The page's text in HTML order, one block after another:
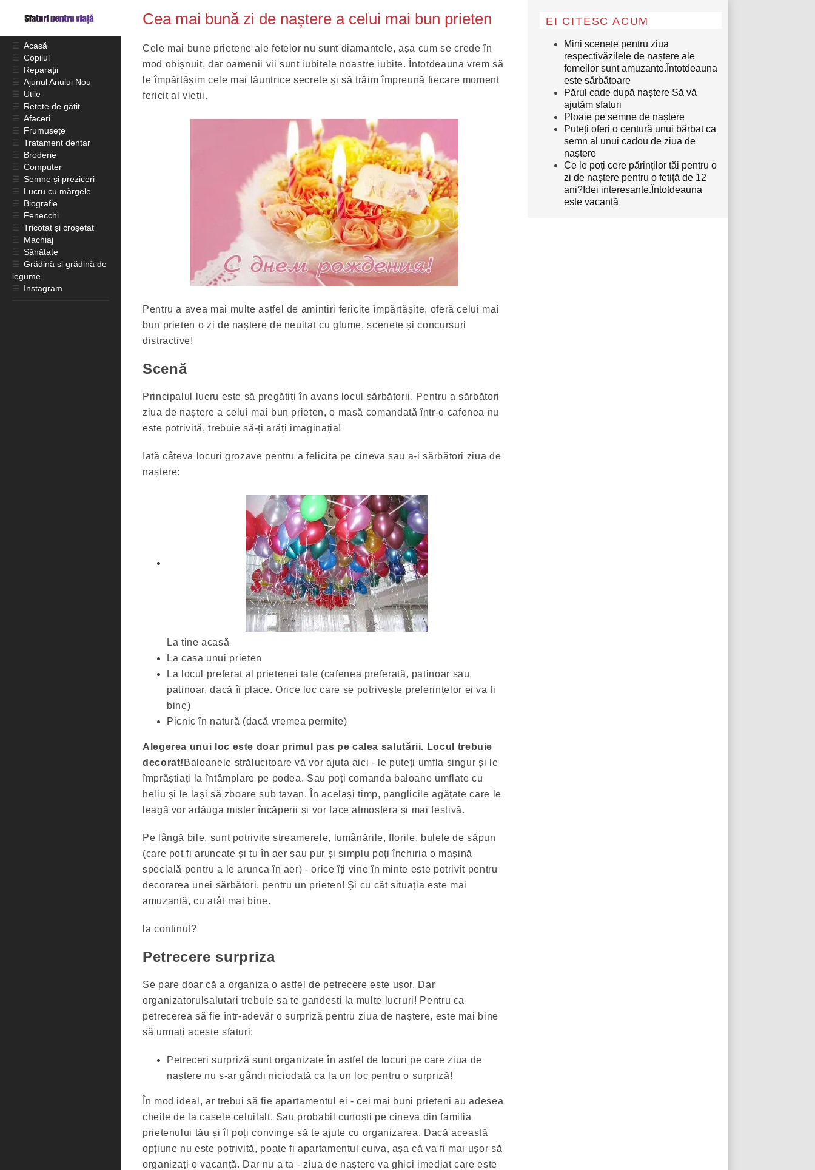
Cea mai bună zi de naștere a celui mai bun prieten
Cele mai bune prietene ale fetelor nu sunt diamantele, așa cum se crede în
mod obișnuit, dar oamenii vii sunt iubitele noastre iubite. Întotdeauna vrem să
le împărtășim cele mai lăuntrice secrete și să trăim împreună fiecare moment
fericit al vieții.
Pentru a avea mai multe astfel de amintiri fericite împărtășite, oferă celui mai
bun prieten o zi de naștere de neuitat cu glume, scenete și concursuri
distractive!
Scenă
Principalul lucru este să pregătiți în avans locul sărbătorii. Pentru a sărbători
ziua de naștere a celui mai bun prieten, o masă comandată într-o cafenea nu
este potrivită, trebuie să-ți arăți imaginația!
Iată câteva locuri grozave pentru a felicita pe cineva sau a-i sărbători ziua de
naștere:
La tine acasă
La casa unui prieten
La locul preferat al prietenei tale (cafenea preferată, patinoar sau
patinoar, dacă îi place. Orice loc care se potrivește preferințelor ei va fi
bine)
Picnic în natură (dacă vremea permite)
Alegerea unui loc este doar primul pas pe calea salutării. Locul trebuie
decorat! Baloanele strălucitoare vă vor ajuta aici - le puteți umfla singur și le
împrăștiați la întâmplare pe podea. Sau poți comanda baloane umflate cu
heliu și le lași să zboare sub tavan. În același timp, panglicile agățate care le
leagă vor adăuga mister încăperii și vor face atmosfera și mai festivă.
Pe lângă bile, sunt potrivite streamerele, lumânările, florile, bulele de săpun
(care pot fi aruncate și tu în aer sau pur și simplu poți închiria o mașină
specială pentru a le arunca în aer) - orice îți vine în minte este potrivit pentru
decorarea unei sărbători. pentru un prieten! Și cu cât situația este mai
amuzantă, cu atât mai bine.
la continut?
Petrecere surpriza
Se pare doar că a organiza o astfel de petrecere este ușor. Dar
organizatorulsalutari trebuie sa te gandesti la multe lucruri! Pentru ca
petrecerea să fie într-adevăr o surpriză pentru ziua de naștere, este mai bine
să urmați aceste sfaturi:
Petreceri surpriză sunt organizate în astfel de locuri pe care ziua de
naștere nu s-ar gândi niciodată ca la un loc pentru o surpriză!
În mod ideal, ar trebui să fie apartamentul ei - cei mai buni prieteni au adesea
cheile de la casele celuilalt. Sau probabil cunoști pe cineva din familia
prietenului tău și îl poți convinge să te ajute cu organizarea. Dacă această
opțiune nu este potrivită, poate fi apartamentul cuiva, așa că va fi mai ușor să
organizați o vacanță. Dar nu a ta - ziua de naștere va ghici imediat care este
EI CITESC ACUM
Mini scenete pentru ziua
respectivăzilele de naștere ale
femeilor sunt amuzante.Întotdeauna
este sărbătoare
Părul cade după naștere Să vă
ajutăm sfaturi
Ploaie pe semne de naștere
Puteți oferi o centură unui bărbat ca
semn al unui cadou de ziua de
naștere
Ce le poți cere părinților tăi pentru o
zi de naștere pentru o fetiță de 12
ani?Idei interesante.Întotdeauna
este vacanță
☰ Acasă
☰ Copilul
☰ Reparații
☰ Ajunul Anului Nou
☰ Utile
☰ Rețete de gătit
☰ Afaceri
☰ Frumusețe
☰ Tratament dentar
☰ Broderie
☰ Computer
☰ Semne și preziceri
☰ Lucru cu mărgele
☰ Biografie
☰ Fenecchi
☰ Tricotat și croșetat
☰ Machiaj
☰ Sănătate
☰ Grădină și grădină de
legume
☰ Instagram